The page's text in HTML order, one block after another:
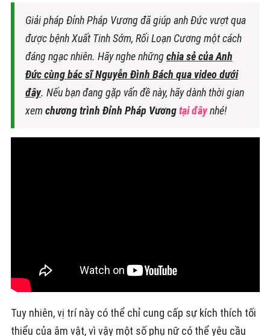
Giải pháp Đỉnh Pháp Vương đã giúp anh Đức vượt qua
được bệnh Xuất Tinh Sớm, Rối Loạn Cương một cách
đáng ngạc nhiên. Hãy nghe nhữngchia sẻ của Anh
Đức cùng bác sĩ Nguyễn Đình Bách qua video dưới
đây. Nếu bạn đang gặp vấn đề này, hãy dành thời gian
xemchương trình Đỉnh Pháp Vươngtại đâynhé!
Tuy nhiên, vị trí này có thể chỉ cung cấp sự kích thích tối
thiểu của âm vật, vì vậy một số phụ nữ có thể yêu cầu